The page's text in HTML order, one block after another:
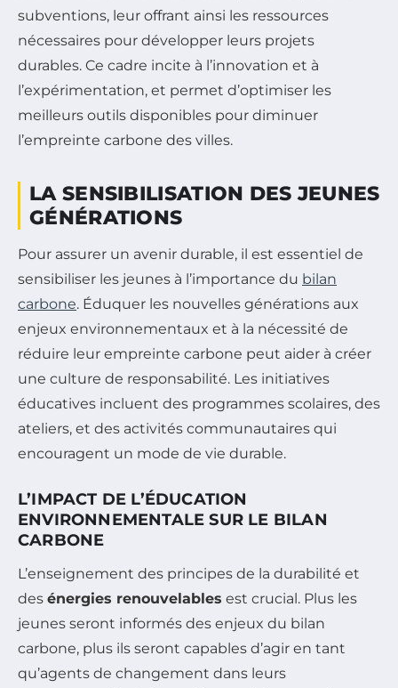
subventions, leur offrant ainsi les ressources
nécessaires pour développer leurs projets
durables. Ce cadre incite à l’innovation et à
l’expérimentation, et permet d’optimiser les
meilleurs outils disponibles pour diminuer
l’empreinte carbone des villes.
LA SENSIBILISATION DES JEUNES
GÉNÉRATIONS
Pour assurer un avenir durable, il est essentiel de
sensibiliser les jeunes à l’importance du bilan
carbone. Éduquer les nouvelles générations aux
enjeux environnementaux et à la nécessité de
réduire leur empreinte carbone peut aider à créer
une culture de responsabilité. Les initiatives
éducatives incluent des programmes scolaires, des
ateliers, et des activités communautaires qui
encouragent un mode de vie durable.
L’IMPACT DE L’ÉDUCATION
ENVIRONNEMENTALE SUR LE BILAN
CARBONE
L’enseignement des principes de la durabilité et
des énergies renouvelables est crucial. Plus les
jeunes seront informés des enjeux du bilan
carbone, plus ils seront capables d’agir en tant
qu’agents de changement dans leurs